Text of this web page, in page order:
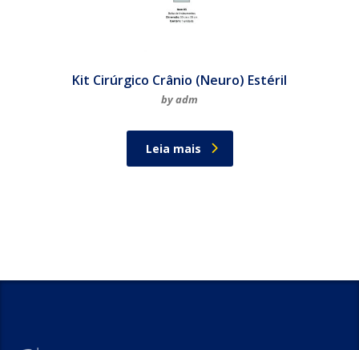
Kit Cirúrgico Crânio (Neuro) Estéril
by adm
Leia mais